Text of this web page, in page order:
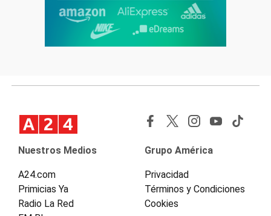
Nuestros Medios
A24.com
Primicias Ya
Radio La Red
Grupo América
Privacidad
Términos y Condiciones
Cookies